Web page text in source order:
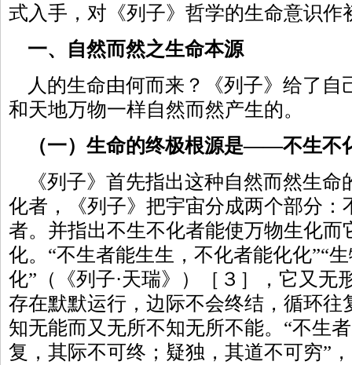
式入手，对《列子》哲学的生命意识作
一、自然而然之生命本源
人的生命由何而来？《列子》给了自
和天地万物一样自然而然产生的。
（一）生命的终极根源是——不生不
《列子》首先指出这种自然而然生
化者，《列子》把宇宙分成两个部分：
者。并指出不生不化者能使万物生化而
化。“不生者能生生，不化者能化化”“
化”（《列子·天瑞》）［３］，它又无
存在默默运行，边际不会终结，循环往
知无能而又无所不知无所不能。“不生
复，其际不可终；疑独，其道不可穷”